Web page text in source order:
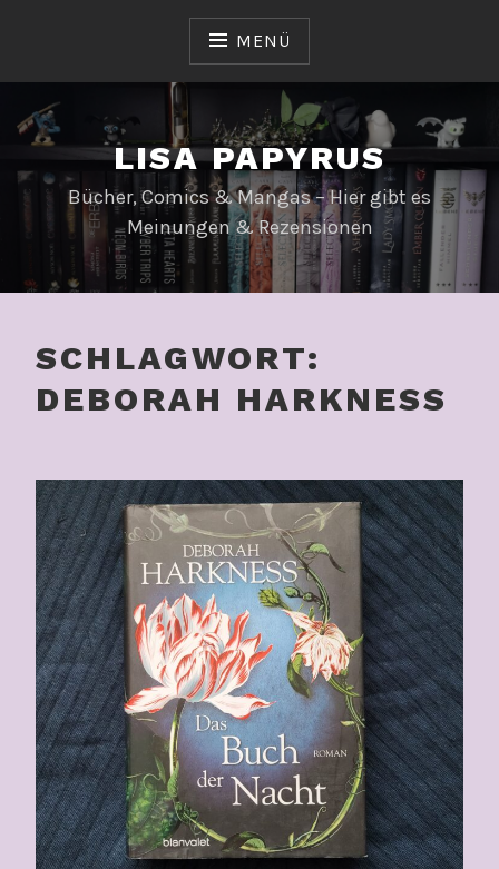
MENÜ
LISA PAPYRUS
Bücher, Comics & Mangas – Hier gibt es
Meinungen & Rezensionen
SCHLAGWORT:
DEBORAH HARKNESS